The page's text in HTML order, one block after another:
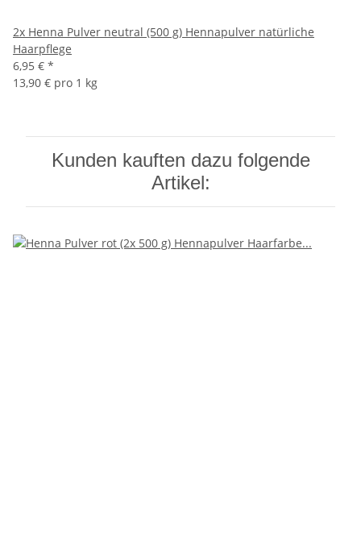
2x Henna Pulver neutral (500 g) Hennapulver natürliche
Haarpflege
6,95 € *
13,90 € pro 1 kg
Kunden kauften dazu folgende
Artikel: